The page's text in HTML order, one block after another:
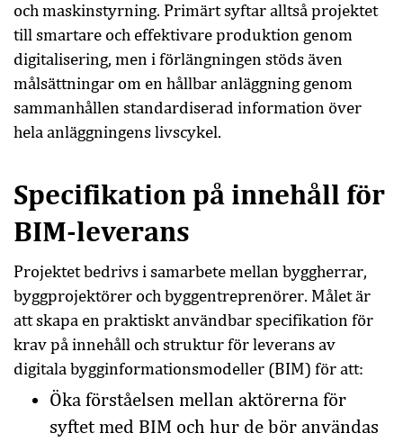
och maskinstyrning. Primärt syftar alltså projektet
till smartare och effektivare produktion genom
digitalisering, men i förlängningen stöds även
målsättningar om en hållbar anläggning genom
sammanhållen standardiserad information över
hela anläggningens livscykel.
Specifikation på innehåll för
BIM-leverans
Projektet bedrivs i samarbete mellan byggherrar,
byggprojektörer och byggentreprenörer. Målet är
att skapa en praktiskt användbar specifikation för
krav på innehåll och struktur för leverans av
digitala bygginformationsmodeller (BIM) för att:
Öka förståelsen mellan aktörerna för
syftet med BIM och hur de bör användas